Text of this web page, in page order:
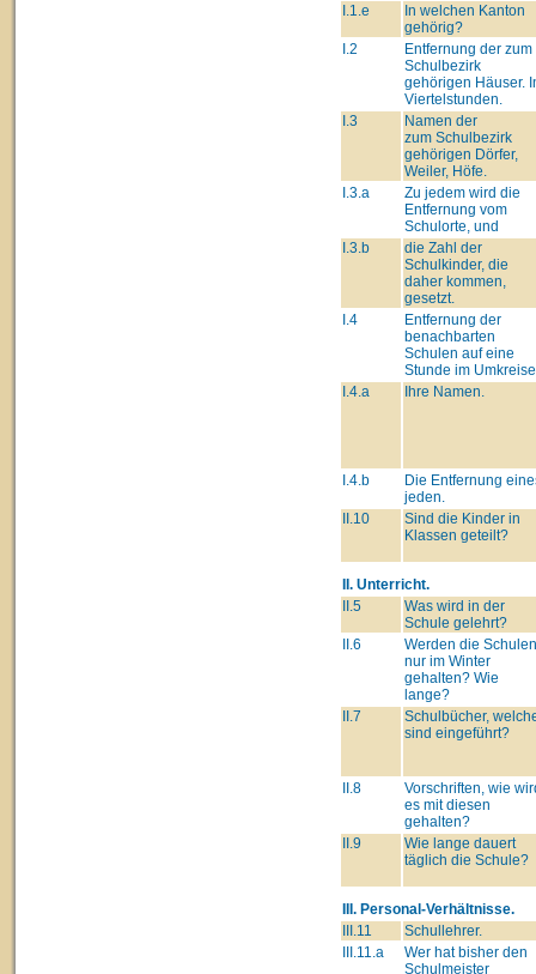
I.1.e
In welchen Kanton
gehörig?
I.2
Entfernung der zum
Schulbezirk
gehörigen Häuser.
Viertelstunden.
I.3
Namen der
zum Schulbezirk
gehörigen Dörfer,
Weiler, Höfe.
I.3.a
Zu jedem wird die
Entfernung vom
Schulorte, und
I.3.b
die Zahl der
Schulkinder, die
daher kommen,
gesetzt.
I.4
Entfernung der
benachbarten
Schulen auf eine
Stunde im
I.4.a
Ihre Namen.
I.4.b
Die Entfernung
jeden.
II.10
Sind die Kinder in
Klassen geteilt?
II. Unterricht.
II.5
Was wird in der
Schule gelehrt?
II.6
Werden die Schulen
nur im Winter
gehalten? Wie
lange?
II.7
Schulbücher,
sind eingeführt?
II.8
Vorschriften, wie
es mit diesen
gehalten?
II.9
Wie lange dauert
täglich die Schule?
III. Personal-Verhältnisse.
III.11
Schullehrer.
III.11.a
Wer hat bisher den
Schulmeister